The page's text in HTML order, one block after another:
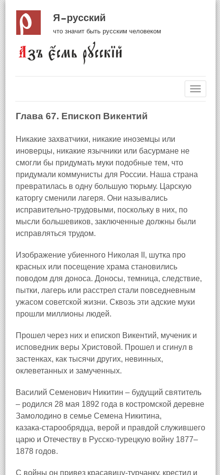
Я русский
что значит быть русским человеком
Глава 67. Епископ Викентий
Никакие захватчики, никакие иноземцы или
иноверцы, никакие язычники или басурмане не
смогли бы придумать муки подобные тем, что
придумали коммунисты для России. Наша страна
превратилась в одну большую тюрьму. Царскую
каторгу сменили лагеря. Они назывались
исправительно‑трудовыми, поскольку в них, по
мысли большевиков, заключенные должны были
исправляться трудом.
Изображение убиенного Николая II, шутка про
красных или посещение храма становились
поводом для доноса. Доносы, темница, следствие,
пытки, лагерь или расстрел стали повседневным
ужасом советской жизни. Сквозь эти адские муки
прошли миллионы людей.
Прошел через них и епископ Викентий, мученик и
исповедник веры Христовой. Прошел и сгинул в
застенках, как тысячи других, невинных,
оклеветанных и замученных.
Василий Семенович Никитин – будущий святитель
– родился 28 мая 1892 года в костромской деревне
Замолодино в семье Семена Никитина,
казака‑старообрядца, верой и правдой служившего
царю и Отечеству в Русско‑турецкую войну 1877–
1878 годов.
С войны он привез красавицу‑турчанку, крестил и